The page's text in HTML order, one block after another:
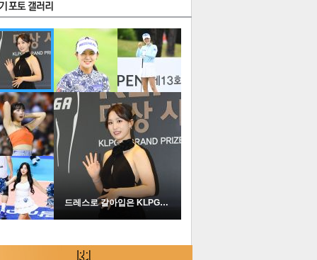
본 뉴스
스포츠 포토
드레스로 갈아입은 KLPGA …